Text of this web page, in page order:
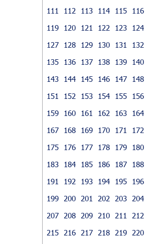
111
112 113 114 115 116
119
120 121 122 123 124
127
128 129 130 131 132
135
136 137 138 139 140
143
144 145 146 147 148
151
152 153 154 155 156
159
160 161 162 163 164
167
168 169 170 171 172
175
176 177 178 179 180
183
184 185 186 187 188
191
192 193 194 195 196
199
200 201 202 203 204
207
208 209 210 211 212
215
216 217 218 219 220